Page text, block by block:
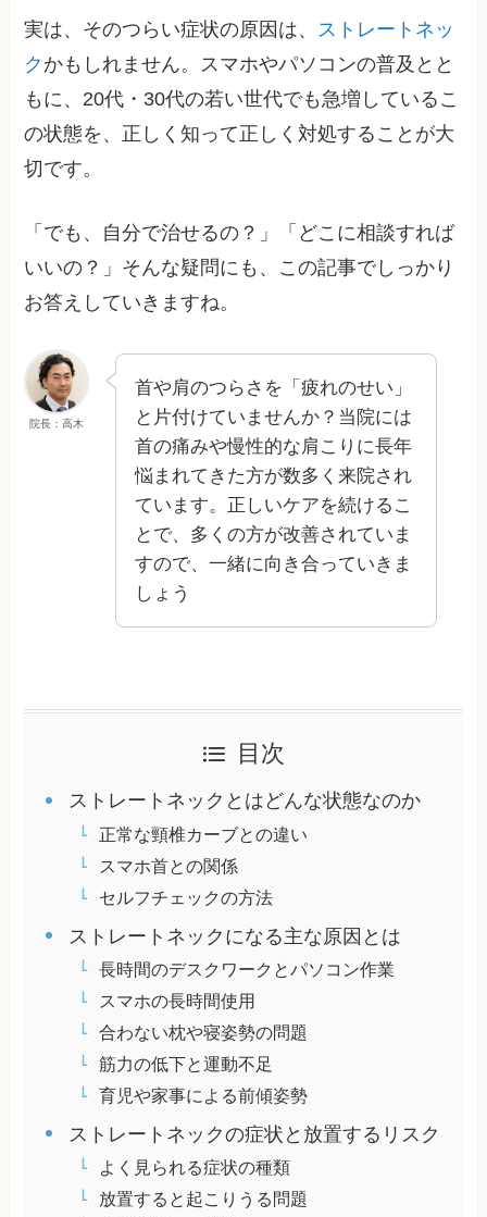
実は、そのつらい症状の原因は、 ストレートネッ
ク かもしれません。スマホやパソコンの普及とと
もに、20代・30代の若い世代でも急増しているこ
の状態を、正しく知って正しく対処することが大
切です。
「でも、自分で治せるの？」「どこに相談すれば
いいの？」そんな疑問にも、この記事でしっかり
お答えしていきますね。
院長：高木
首や肩のつらさを「疲れのせい」
と片付けていませんか？当院には
首の痛みや慢性的な肩こりに長年
悩まれてきた方が数多く来院され
ています。正しいケアを続けるこ
とで、多くの方が改善されていま
すので、一緒に向き合っていきま
しょう
目次
ストレートネックとはどんな状態なのか
正常な頸椎カーブとの違い
スマホ首との関係
セルフチェックの方法
ストレートネックになる主な原因とは
長時間のデスクワークとパソコン作業
スマホの長時間使用
合わない枕や寝姿勢の問題
筋力の低下と運動不足
育児や家事による前傾姿勢
ストレートネックの症状と放置するリスク
よく見られる症状の種類
放置すると起こりうる問題